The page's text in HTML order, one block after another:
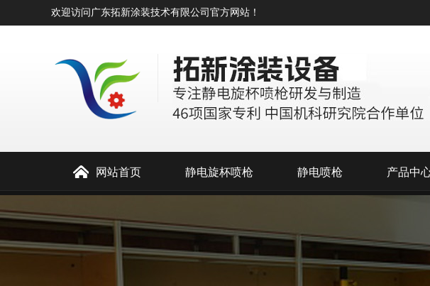
欢迎访问广东拓新涂装技术有限公司官方网站！
网站首页 静电旋杯喷枪 静电喷枪 产品中